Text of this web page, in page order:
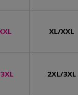
XL/XXL
2XL/3XL